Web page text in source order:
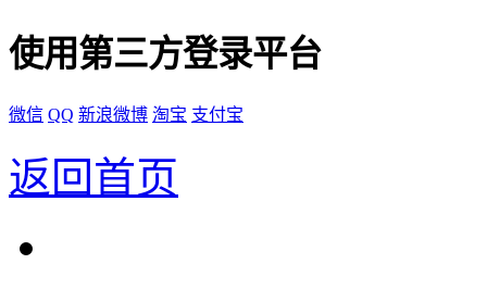
使用第三方登录平台
微信 QQ 新浪微博 淘宝 支付宝
返回首页